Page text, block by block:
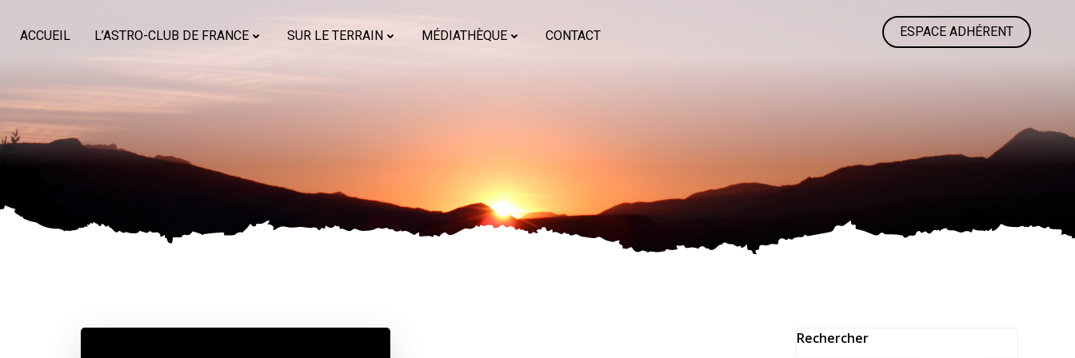
ACCUEIL L’ASTRO-CLUB DE FRANCE SUR LE TERRAIN MÉDIATHÈQUE CONTACT ESPACE ADHÉRENT
Rechercher